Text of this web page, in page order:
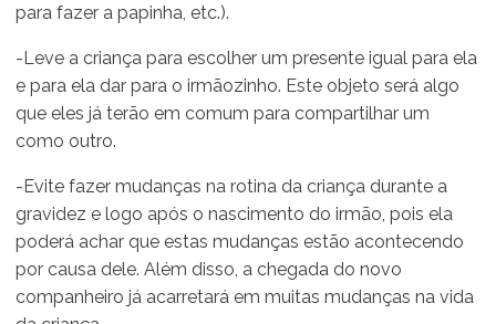
para fazer a papinha, etc.).
-Leve a criança para escolher um presente igual para ela
e para ela dar para o irmãozinho. Este objeto será algo
que eles já terão em comum para compartilhar um
como outro.
-Evite fazer mudanças na rotina da criança durante a
gravidez e logo após o nascimento do irmão, pois ela
poderá achar que estas mudanças estão acontecendo
por causa dele. Além disso, a chegada do novo
companheiro já acarretará em muitas mudanças na vida